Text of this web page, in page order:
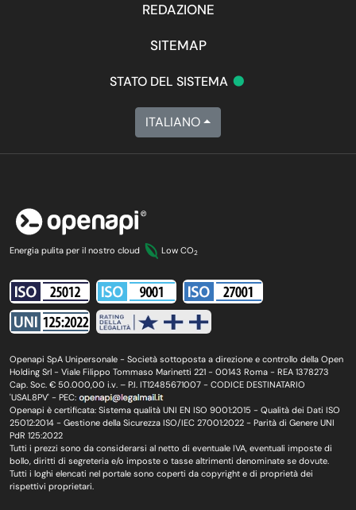
REDAZIONE
SITEMAP
STATO DEL SISTEMA •
ITALIANO
Energia pulita per il nostro cloud Low CO2
Openapi SpA Unipersonale - Società sottoposta a direzione e controllo della Open
Holding Srl - Viale Filippo Tommaso Marinetti 221 - 00143 Roma - REA 1378273
Cap. Soc. € 50.000,00 i.v. – P.I. IT12485671007 - CODICE DESTINATARIO
'USAL8PV' - PEC:
Openapi è certificata: Sistema qualità UNI EN ISO 9001:2015 - Qualità dei Dati ISO
25012:2014 - Gestione della Sicurezza ISO/IEC 27001:2022 - Parità di Genere UNI
PdR 125:2022
Tutti i prezzi sono da considerarsi al netto di eventuale IVA, eventuali imposte di
bollo, diritti di segreteria e/o imposte o tasse altrimenti denominate se dovute.
Tutti i loghi elencati nel portale sono coperti da copyright e di proprietà dei
rispettivi proprietari.